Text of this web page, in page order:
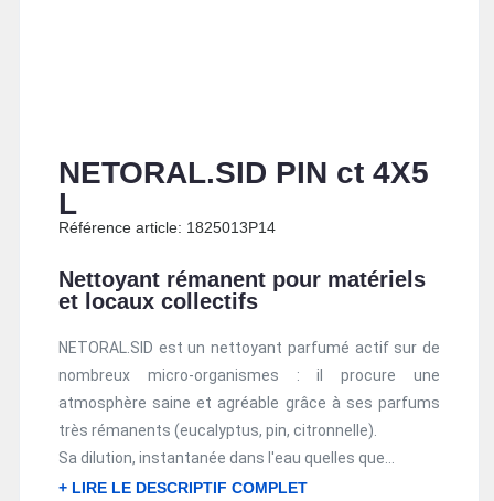
NETORAL.SID PIN ct 4X5
L
Référence article: 1825013P14
Nettoyant rémanent pour matériels
et locaux collectifs
NETORAL.SID est un nettoyant parfumé actif sur de
nombreux micro-organismes : il procure une
atmosphère saine et agréable grâce à ses parfums
très rémanents (eucalyptus, pin, citronnelle).
Sa dilution, instantanée dans l'eau quelles que...
+ LIRE LE DESCRIPTIF COMPLET